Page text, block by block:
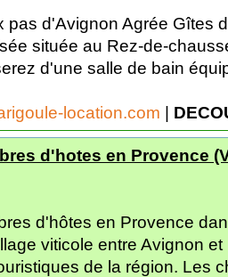
pas d'Avignon Agrée Gîtes
située au Rez-de-
d'une salle de bain
location.com |
d'hotes en Provence
d'hôtes en Provence
viticole entre Avignon
de la région. Les